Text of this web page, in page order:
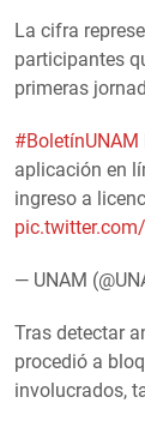
La cifra
participantes
primeras
#BoletínUNAM
aplicación en
ingreso a
— UNAM
Tras detectar
procedió a
involucrados,